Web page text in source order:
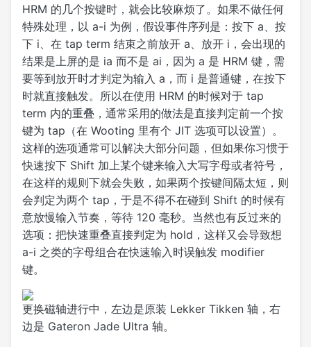
HRM 的几个按键时，就会比较麻烦了。如果不做任何
特殊处理，以 a-i 为例，假设事件序列是：按下 a、按
下 i、在 tap term 结束之前放开 a、放开 i，会出现的
结果是上屏的是 ia 而不是 ai，因为 a 是 HRM 键，需
要等到放开时才判定为输入 a，而 i 是普通键，在按下
时就直接触发。所以在使用 HRM 的时候对于 tap
term 内的重叠，通常采用的做法是直接判定前一个按
键为 tap（在 Wooting 里有个 JIT 选项可以设置）。
这样的选项通常可以解决大部分问题，但如果你习惯于
快速按下 Shift 加上某个键来输入大写字母或者符号，
在这样的规则下就会失败，如果两个按键间隔太短，则
会判定为两个 tap，于是不得不在碰到 Shift 的时候有
意放慢输入节奏，等待 120 毫秒。当然也有反过来的
选项：把快速重叠直接判定为 hold，这样又会导致想
a-i 之类的字母组合在快速输入时误触发 modifier
键。
更换磁轴进行中，左边是原装 Lekker Tikken 轴，右
边是 Gateron Jade Ultra 轴。